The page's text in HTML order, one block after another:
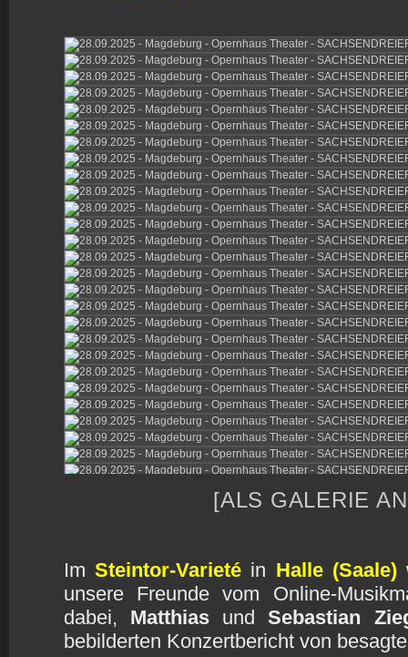
[ALS GALERIE
ImSteintor-Varieté in Halle (Saale)
unsere Freunde vom Online-
dabei, Matthias undSebastian
bebilderten Konzertbericht von